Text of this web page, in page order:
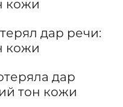
кожи
дар речи:
кожи
дар
тон кожи